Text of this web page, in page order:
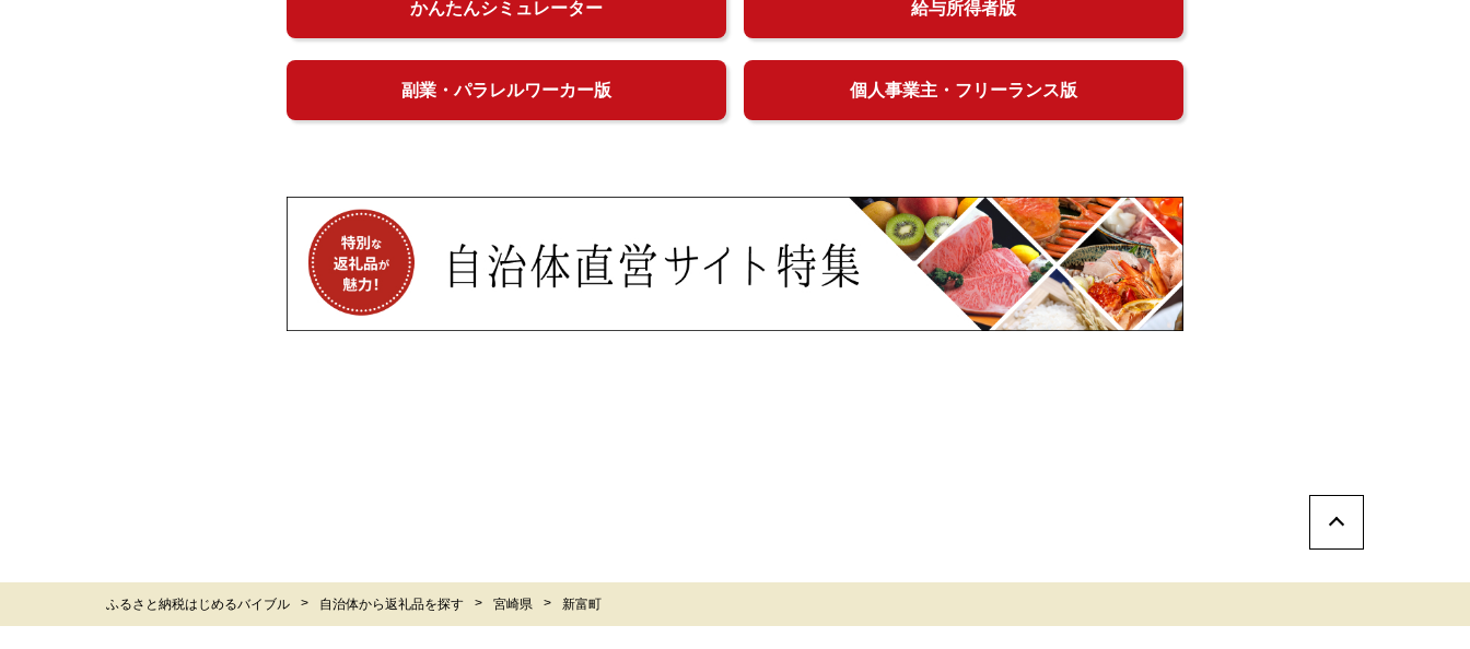
かんたんシミュレーター 給与所得者版
副業・パラレルワーカー版 個人事業主・フリーランス版
ふるさと納税はじめるバイブル 自治体から返礼品を探す 宮崎県 新富町